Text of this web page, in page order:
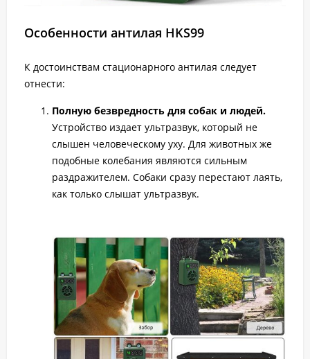
Особенности антилая HKS99
К достоинствам стационарного антилая следует
отнести:
Полную безвредность для собак и людей.
Устройство издает ультразвук, который не
слышен человеческому уху. Для животных же
подобные колебания являются сильным
раздражителем. Собаки сразу перестают лаять,
как только слышат ультразвук.